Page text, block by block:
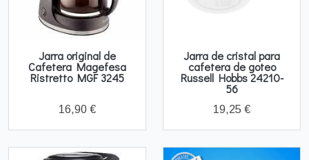
Jarra original de
Cafetera Magefesa
Ristretto MGF 3245
16,90 €
Jarra de cristal para
cafetera de goteo
Russell Hobbs 24210-
56
19,25 €